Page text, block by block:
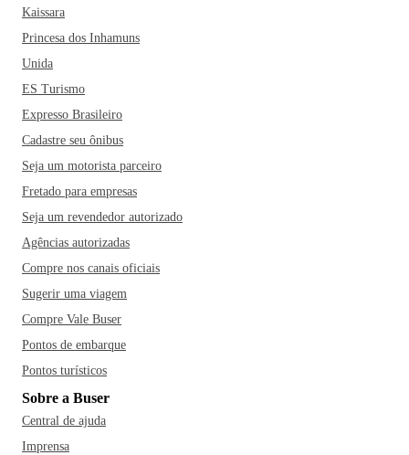
Kaissara
Princesa dos Inhamuns
Unida
ES Turismo
Expresso Brasileiro
Cadastre seu ônibus
Seja um motorista parceiro
Fretado para empresas
Seja um revendedor autorizado
Agências autorizadas
Compre nos canais oficiais
Sugerir uma viagem
Compre Vale Buser
Pontos de embarque
Pontos turísticos
Sobre a Buser
Central de ajuda
Imprensa